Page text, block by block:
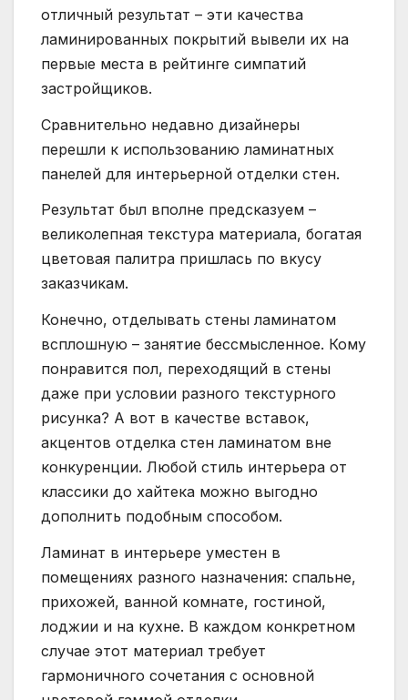
отличный результат – эти качества
ламинированных покрытий вывели их на
первые места в рейтинге симпатий
застройщиков.
Сравнительно недавно дизайнеры
перешли к использованию ламинатных
панелей для интерьерной отделки стен.
Результат был вполне предсказуем –
великолепная текстура материала, богатая
цветовая палитра пришлась по вкусу
заказчикам.
Конечно, отделывать стены ламинатом
всплошную – занятие бессмысленное. Кому
понравится пол, переходящий в стены
даже при условии разного текстурного
рисунка? А вот в качестве вставок,
акцентов отделка стен ламинатом вне
конкуренции. Любой стиль интерьера от
классики до хайтека можно выгодно
дополнить подобным способом.
Ламинат в интерьере уместен в
помещениях разного назначения: спальне,
прихожей, ванной комнате, гостиной,
лоджии и на кухне. В каждом конкретном
случае этот материал требует
гармоничного сочетания с основной